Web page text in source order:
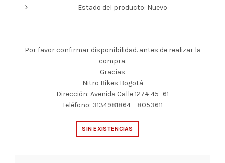
Estado del producto: Nuevo
Por favor confirmar disponibilidad. antes de realizar la
compra.
Gracias
Nitro Bikes Bogotá
Dirección: Avenida Calle 127# 45 -61
Teléfono: 3134981864 – 8053611
SIN EXISTENCIAS